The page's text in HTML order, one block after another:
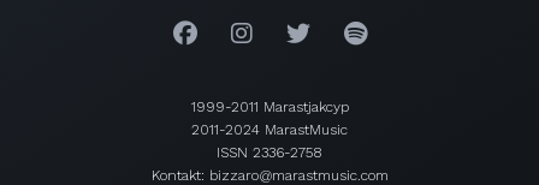
1999-2011 Marastjakcyp
2011-2024 MarastMusic
ISSN 2336-2758
Kontakt: bizzaro@marastmusic.com